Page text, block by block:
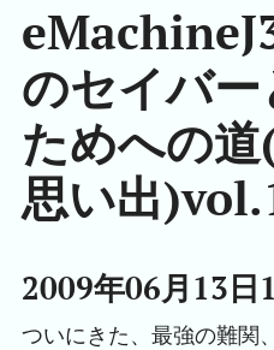
のセイバ
ためへの
思い出
2009年06月13日
ついにきた、最強の難関